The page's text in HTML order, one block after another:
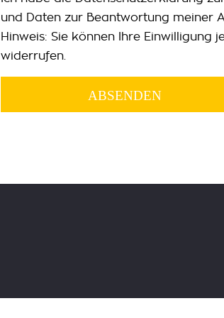
und Daten zur Beantwortung meiner
Hinweis: Sie können Ihre
widerrufen.